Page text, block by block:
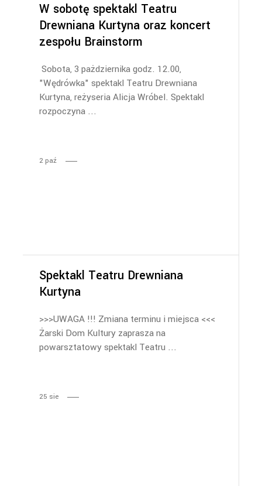
W sobotę spektakl Teatru
Drewniana Kurtyna oraz koncert
zespołu Brainstorm
Sobota, 3 pażdziernika godz. 12.00,
"Wędrówka" spektakl Teatru Drewniana
Kurtyna, reżyseria Alicja Wróbel. Spektakl
rozpoczyna
2 paź
Spektakl Teatru Drewniana
Kurtyna
>>>UWAGA !!! Zmiana terminu i miejsca <<<
Żarski Dom Kultury zaprasza na
powarsztatowy spektakl Teatru
25 sie